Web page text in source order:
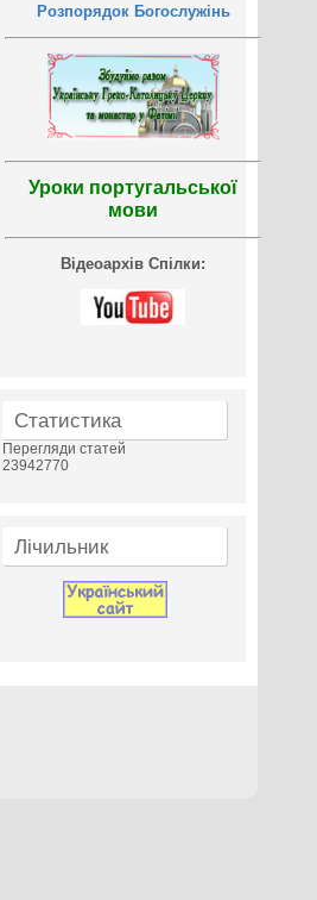
Розпорядок Богослужінь
Уроки португальської
мови
Відеоархів Спілки:
Статистика
Перегляди статей
23942770
Лічильник